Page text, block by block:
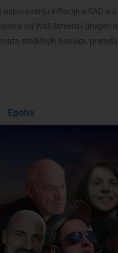
inflacije u SAD-u
na Wall Streetu i drugim
središnjih banaka,